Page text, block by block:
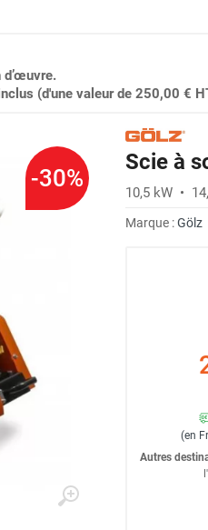
(d'une valeur de 250,00 €
-30%
Scie à
10,5 kW •
Marque :Gölz
(en
Autres